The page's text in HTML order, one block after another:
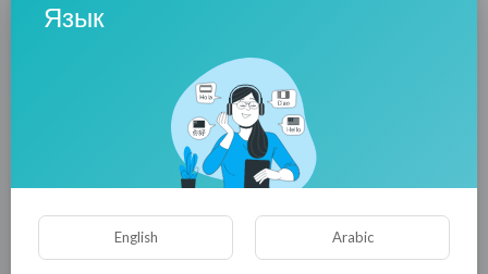
соратник Дмитрия Анатольевича, меня
искренне поддерживает, точнее поддержал
мою позицию ещё несколько лет назад.
Считаю, что в итоге, с Медведевым возможно
восстановим отношения и запустим
программу совместно. При этом
на товарища Чуйченко, его карьера, при этих
обстоятельствах, может измениться в
Язык
English Arabic